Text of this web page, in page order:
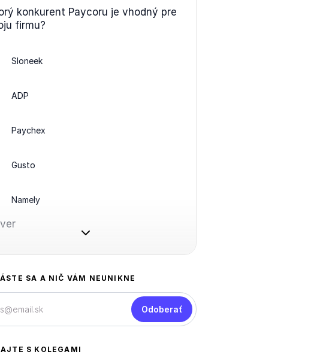
konkurent Paycoru je vhodný pre
firmu?
Sloneek
ADP
Paychex
Gusto
Namely
SA A NIČ VÁM NEUNIKNE
Odoberať
S KOLEGAMI